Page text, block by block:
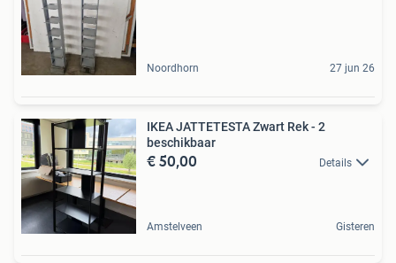
Noordhorn 27 jun 26
IKEA JATTETESTA Zwart Rek - 2
beschikbaar
€ 50,00 Details
Amstelveen Gisteren